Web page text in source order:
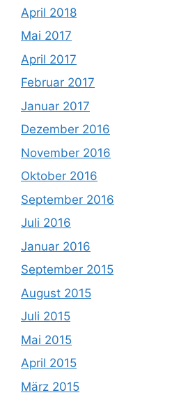
April 2018
Mai 2017
April 2017
Februar 2017
Januar 2017
Dezember 2016
November 2016
Oktober 2016
September 2016
Juli 2016
Januar 2016
September 2015
August 2015
Juli 2015
Mai 2015
April 2015
März 2015